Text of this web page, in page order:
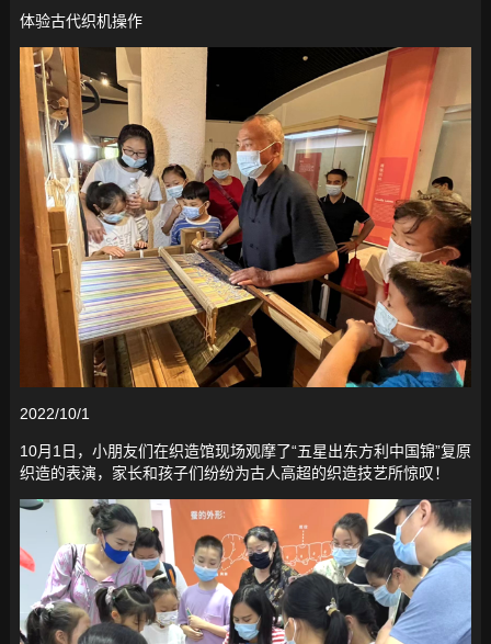
体验古代织机操作
2022/10/1
10月1日，小朋友们在织造馆现场观摩了“五星出东方利中国锦”复原
织造的表演，家长和孩子们纷纷为古人高超的织造技艺所惊叹！